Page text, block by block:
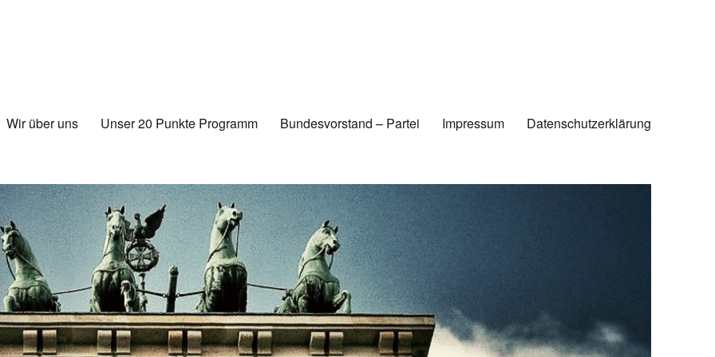
Wir über uns Unser 20 Punkte Programm Bundesvorstand – Partei Impressum Datenschutzerklärung